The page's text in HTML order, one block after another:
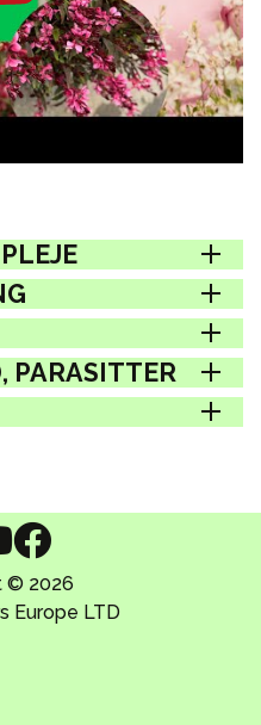
PARASITTER
© 2026
Europe LTD